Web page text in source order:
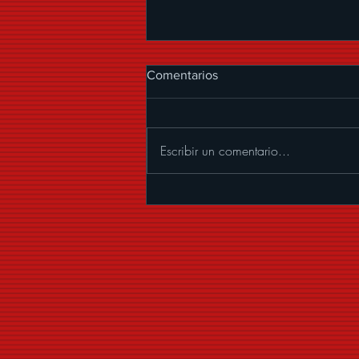
EL LIMÓN DE RENÉ
CAMACHO LLEGA
NUEVAMENTE A LA ARENA
CDMX
Comentarios
Escribir un comentario...